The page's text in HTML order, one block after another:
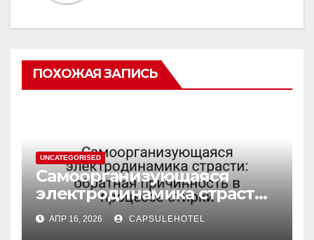
ПОХОЖАЯ ЗАПИСЬ
UNCATEGORISED
Самоорганизующаяся
электродинамика страсти:
обратная причинность в
процессе стирки
АПР 16, 2026 CAPSULEHOTEL